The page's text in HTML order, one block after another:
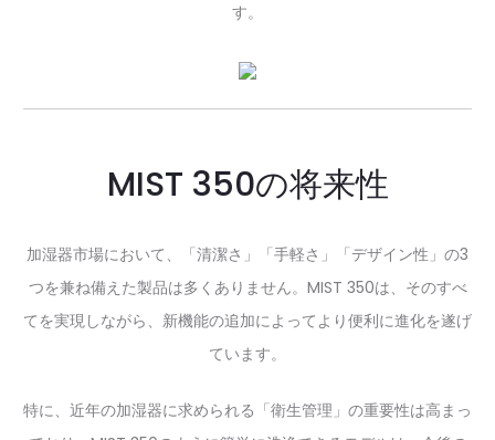
す。
MIST 350の将来性
加湿器市場において、「清潔さ」「手軽さ」「デザイン性」の3
つを兼ね備えた製品は多くありません。MIST 350は、そのすべ
てを実現しながら、新機能の追加によってより便利に進化を遂げ
ています。
特に、近年の加湿器に求められる「衛生管理」の重要性は高まっ